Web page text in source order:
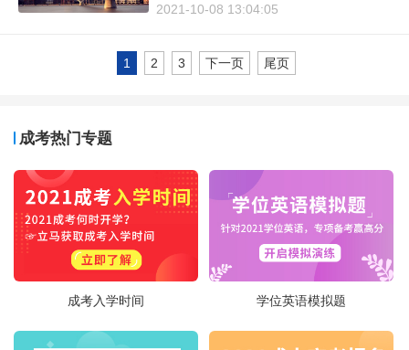
2021-10-08 13:04:05
1 2 3 下一页 尾页
成考热门专题
成考入学时间 学位英语模拟题